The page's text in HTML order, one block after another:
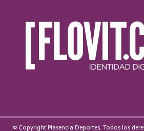
© Copyright Plasencia Deportes. Todos los